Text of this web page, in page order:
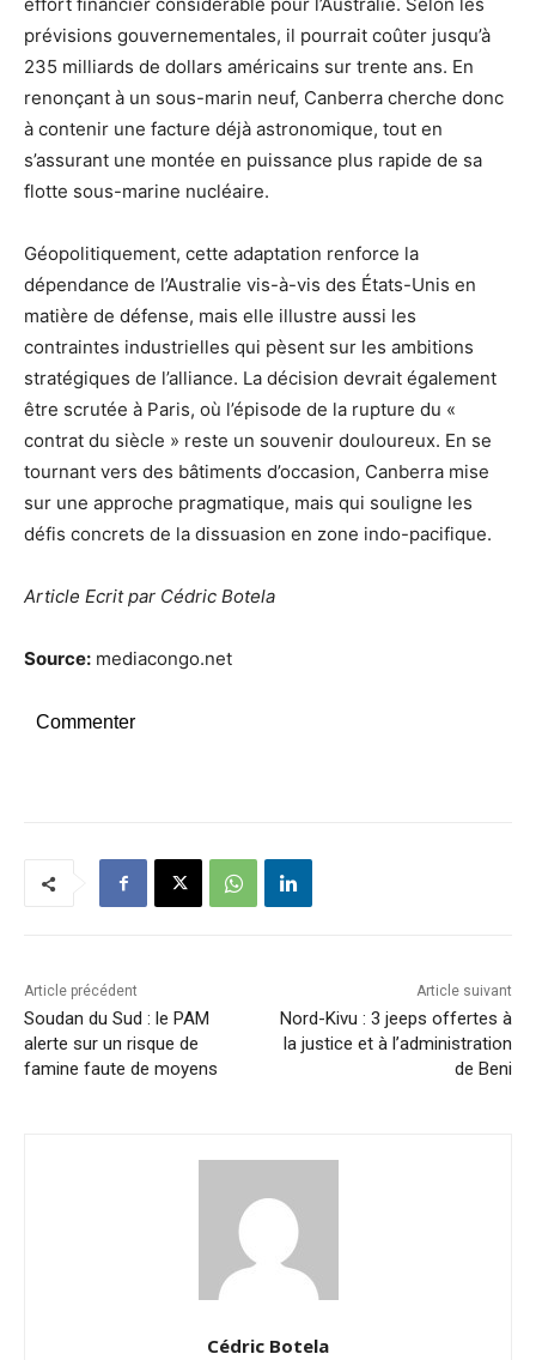
prévisions gouvernementales, il pourrait coûter jusqu’à
235 milliards de dollars américains sur trente ans. En
renonçant à un sous-marin neuf, Canberra cherche donc
à contenir une facture déjà astronomique, tout en
s’assurant une montée en puissance plus rapide de sa
flotte sous-marine nucléaire.
Géopolitiquement, cette adaptation renforce la
dépendance de l’Australie vis-à-vis des États-Unis en
matière de défense, mais elle illustre aussi les
contraintes industrielles qui pèsent sur les ambitions
stratégiques de l’alliance. La décision devrait également
être scrutée à Paris, où l’épisode de la rupture du «
contrat du siècle » reste un souvenir douloureux. En se
tournant vers des bâtiments d’occasion, Canberra mise
sur une approche pragmatique, mais qui souligne les
défis concrets de la dissuasion en zone indo-pacifique.
Article Ecrit par Cédric Botela
Source: mediacongo.net
Commenter
Article précédent
Soudan du Sud : le PAM
alerte sur un risque de
famine faute de moyens
Article suivant
Nord-Kivu : 3 jeeps offertes à
la justice et à l’administration
de Beni
Cédric Botela